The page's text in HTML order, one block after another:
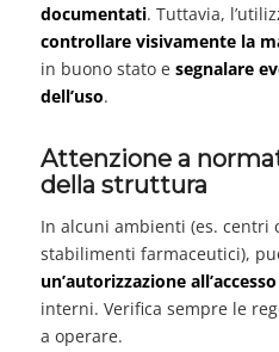
documentati. Tuttavia,
controllare visivamente la
in buono stato e segnalare
dell’uso.
Attenzione a
della struttura
In alcuni ambienti (es. centri
stabilimenti farmaceutici),
un’autorizzazione all’accesso
interni. Verifica sempre le
a operare.